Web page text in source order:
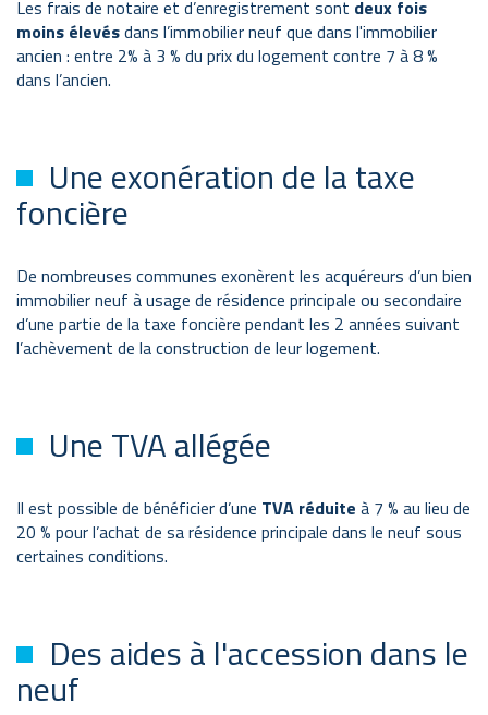
Les frais de notaire et d’enregistrement sont deux fois
moins élevésdans l’immobilier neuf que dans l'immobilier
ancien : entre 2% à 3 % du prix du logement contre 7 à 8 %
dans l’ancien.
Une exonération de la taxe
foncière
De nombreuses communes exonèrent les acquéreurs d’un bien
immobilier neuf à usage de résidence principale ou secondaire
d’une partie de la taxe foncière pendant les 2 années suivant
l’achèvement de la construction de leur logement.
Une TVA allégée
Il est possible de bénéficier d’une TVA réduite à 7 % au lieu de
20 % pour l’achat de sa résidence principale dans le neuf sous
certaines conditions.
Des aides à l'accession dans le
neuf